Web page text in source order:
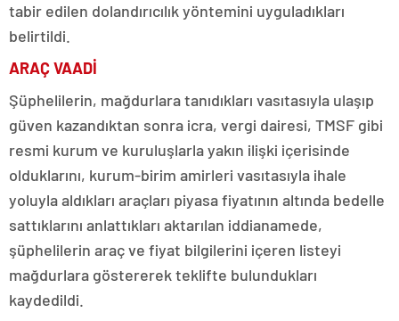
tabir edilen dolandırıcılık yöntemini uyguladıkları
belirtildi.
ARAÇ VAADİ
Şüphelilerin, mağdurlara tanıdıkları vasıtasıyla ulaşıp
güven kazandıktan sonra icra, vergi dairesi, TMSF gibi
resmi kurum ve kuruluşlarla yakın ilişki içerisinde
olduklarını, kurum-birim amirleri vasıtasıyla ihale
yoluyla aldıkları araçları piyasa fiyatının altında bedelle
sattıklarını anlattıkları aktarılan iddianamede,
şüphelilerin araç ve fiyat bilgilerini içeren listeyi
mağdurlara göstererek teklifte bulundukları
kaydedildi.